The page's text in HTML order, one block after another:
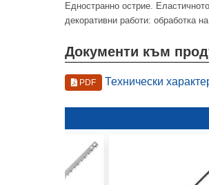
Едностранно острие.
декоративни работи: обработка
Документи към
PDF Технически